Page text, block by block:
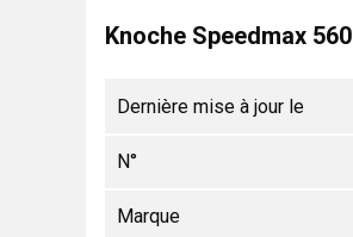
Knoche Speedmax 560
Dernière mise à jour le
N°
Marque